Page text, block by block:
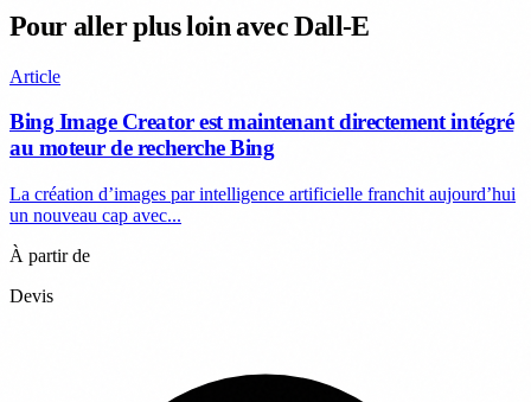
Pour aller plus loin avec Dall-E
Article
Bing Image Creator est maintenant directement intégré
au moteur de recherche Bing
La création d’images par intelligence artificielle franchit aujourd’hui
un nouveau cap avec...
À partir de
Devis